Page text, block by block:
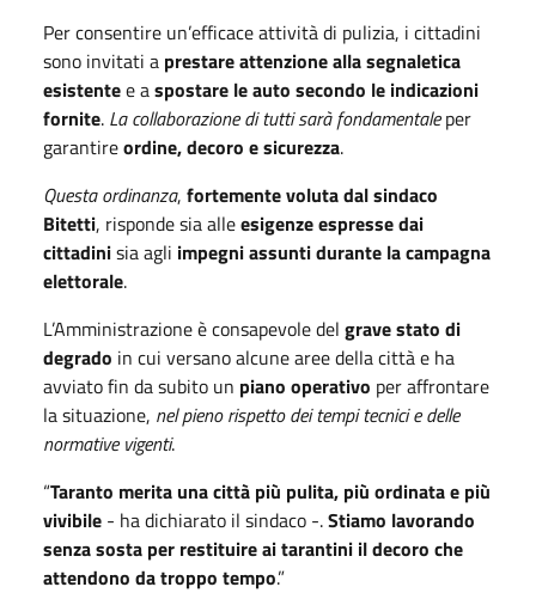
Per consentire un’efficace attività di pulizia, i cittadini
sono invitati a prestare attenzione alla segnaletica
esistentee aspostare le auto secondo le indicazioni
fornite. La collaborazione di tutti sarà fondamentaleper
garantireordine, decoro e sicurezza.
Questa ordinanza, fortemente voluta dal sindaco
Bitetti, risponde sia alleesigenze espresse dai
cittadinisia agli impegni assunti durante la campagna
elettorale.
L’Amministrazione è consapevole del grave stato di
degrado in cui versano alcune aree della città e ha
avviato fin da subito un piano operativo per affrontare
la situazione, nel pieno rispetto dei tempi tecnici e delle
normative vigenti.
“Taranto merita una città più pulita, più ordinata e più
vivibile - ha dichiarato il sindaco -.Stiamo lavorando
senza sosta per restituire ai tarantini il decoro che
attendono da troppo tempo.”